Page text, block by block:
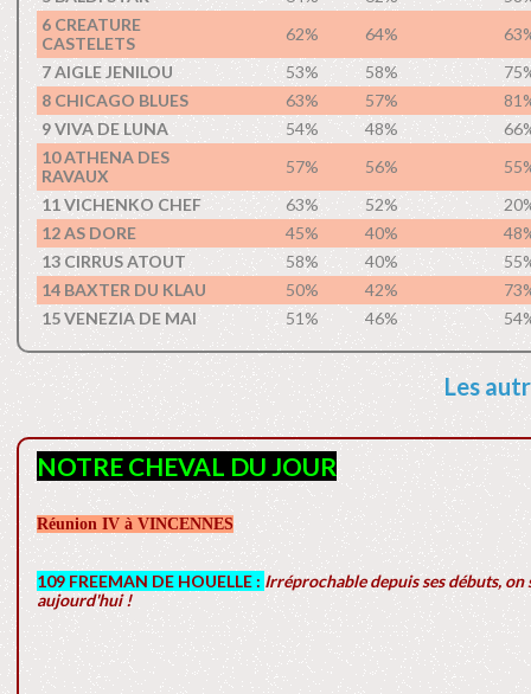
6 CREATURE
CASTELETS
62% 64%
7 AIGLE JENILOU
53% 58%
8 CHICAGO BLUES
63% 57%
9 VIVA DE LUNA
54% 48%
10 ATHENA DES
RAVAUX
57% 56%
11 VICHENKO CHEF
63% 52%
12 AS DORE
45% 40%
13 CIRRUS ATOUT
58% 40%
14 BAXTER DU KLAU
50% 42%
15 VENEZIA DE MAI
51% 46%
Les
NOTRE CHEVAL DU JOUR
Réunion IV à VINCENNES
109 FREEMAN DE HOUELLE : Irréprochable depuis ses débuts,
aujourd'hui !